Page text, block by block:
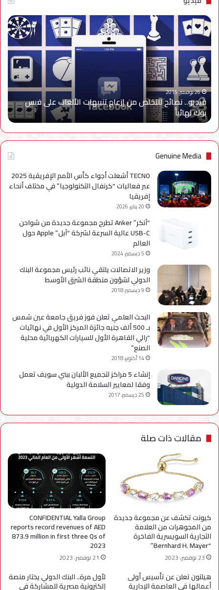
فيديو..
نصائح
للتخلص
من
إزعاج
تنبيهات
الألعاب
على
فيس
بوك
نهائياًَ
26 نوفمبر، 2015
فيديو.. نصائح للتخلص من إزعاج تنبيهات الألعاب على فيس
بوك نهائياًَ
Genuine Media
TECNO أشعلت أجواء كأس الأمم الإفريقية 2025
عبر فعاليات “كرنفال التكنولوجيا” في مختلف أنحاء
إفريقيا
20 يناير، 2026
“آنكر” Anker تطرح مجموعة جديدة من شواحن
USB-C عالية السرعة لشركة “آبل” Apple حول
العالم
5 ديسمبر، 2024
وزير الاتصالات يلتقي نائب رئيس مجموعة البنك
الدولي لشؤون منطقة الشرق الأوسط
9 ديسمبر، 2018
البحث العلمي تعلن فوز فريق جامعة عين شمس
بـ 500 ألف جنيه جائزة المركز الأول في نهائيات
“رالي القاهرة الأول للسيارات الكهربائية محلية
الصنع”
14 أكتوبر، 2018
إنشاء 5 مراكز لتجميع الألبان ببني سويف تعمل
وفقا لمعايير السلامة الدولية
25 ديسمبر، 2017
مقالات ذات صلة
كيونت تكشف عن مجموعة جديدة
من المجوهرات من العلامة
التجارية السويسرية الفاخرة
“Bernhard H. Mayer”
23 نوفمبر، 2023
CONFIDENTIAL Yalla Group
reports record revenues of AED
873.9 million in first three Qs of
2023
21 نوفمبر، 2023
هيلتون تعلن عن تأسيس أولى
أعمالها في العاصمة الإدارية
لأول مرة.. البنك الدولي يختار منصة
إلكترونية مصرية للمشاركة في